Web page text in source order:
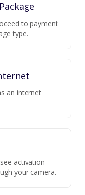
to payment
type.
an internet
activation
your camera.